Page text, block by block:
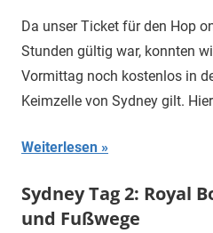
Da unser Ticket für den Hop
Stunden gültig war, konnten
Vormittag noch kostenlos in
Keimzelle von Sydney gilt.
Weiterlesen
Sydney Tag 2: Royal
und Fußwege